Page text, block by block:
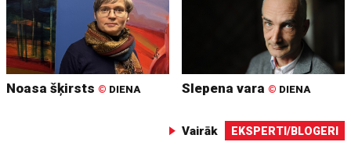
Noasa šķirsts © DIENA Slepena vara © DIENA
Vairāk EKSPERTI/BLOGERI